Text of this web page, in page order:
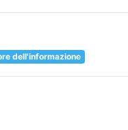
dell'informazione